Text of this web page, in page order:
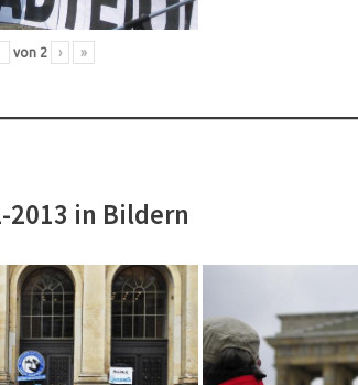
von 2 › »
2013 in Bildern